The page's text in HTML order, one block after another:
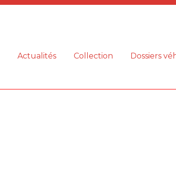
Actualités Collection Dossiers